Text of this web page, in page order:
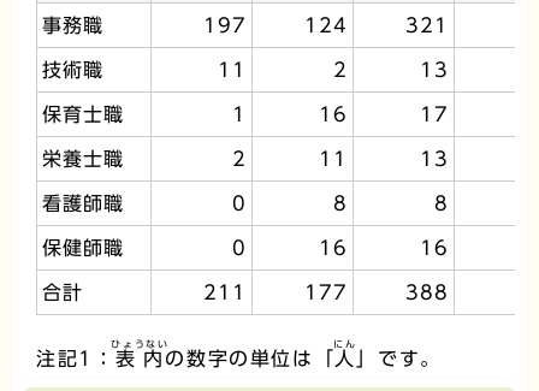
事務職 197 124 321
技術職 11 2 13
保育士職 1 16 17
栄養士職 2 11 13
看護師職 0 8 8
保健師職 0 16 16
合計 211 177 388
注記1： 表内
ひょうない
の数字の単位は「 人
にん
」です。